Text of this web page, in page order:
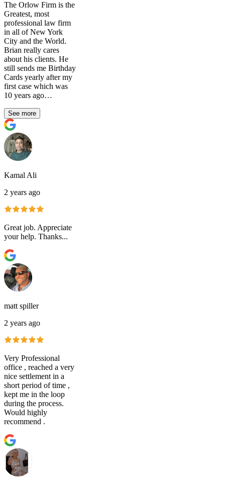
The Orlow Firm is the
Greatest, most
professional law firm
in all of New York
City and the World.
Brian really cares
about his clients. He
still sends me Birthday
Cards yearly after my
first case which was
10 years ago…
See more
Kamal Ali
2 years ago
Great job. Appreciate
your help. Thanks...
matt spiller
2 years ago
Very Professional
office , reached a very
nice settlement in a
short period of time ,
kept me in the loop
during the process.
Would highly
recommend .